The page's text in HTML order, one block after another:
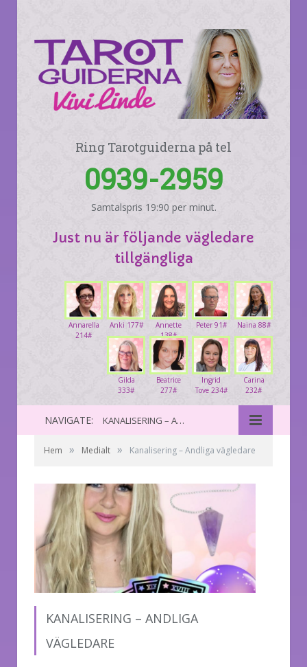
Ring Tarotguiderna på tel
0939-2959
Samtalspris 19:90 per minut.
Just nu är följande vägledare
tillgängliga
Naina 88#
Peter 91#
Annette
138#
Anki 177#
Annarella
214#
Carina
232#
Ingrid
Tove 234#
Beatrice
277#
Gilda
333#
NAVIGATE: KANALISERING – ANDLIGA VÄGLEDARE
Hem » Medialt » Kanalisering – Andliga vägledare
KANALISERING – ANDLIGA
VÄGLEDARE